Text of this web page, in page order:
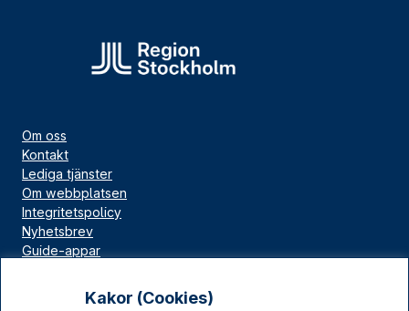
Kakor (Cookies)
Om oss
Kontakt
Lediga tjänster
Om webbplatsen
Integritetspolicy
Nyhetsbrev
Guide-appar